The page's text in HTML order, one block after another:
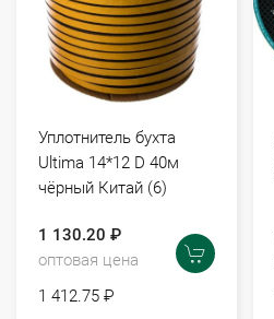
Уплотнитель бухта
Ultima 14*12 D 40м
чёрный Китай (6)
1 130.20 ₽
оптовая цена
1 412.75 ₽